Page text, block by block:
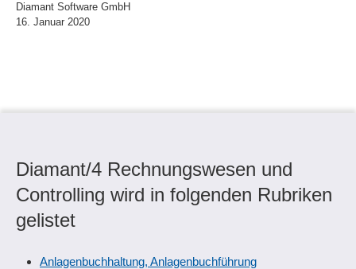
Diamant Software GmbH
16. Januar 2020
Diamant/4 Rechnungswesen und
Controlling wird in folgenden Rubriken
gelistet
Anlagenbuchhaltung, Anlagenbuchführung